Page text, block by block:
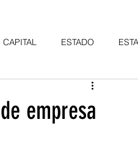
CAPITAL ESTADO
empresa